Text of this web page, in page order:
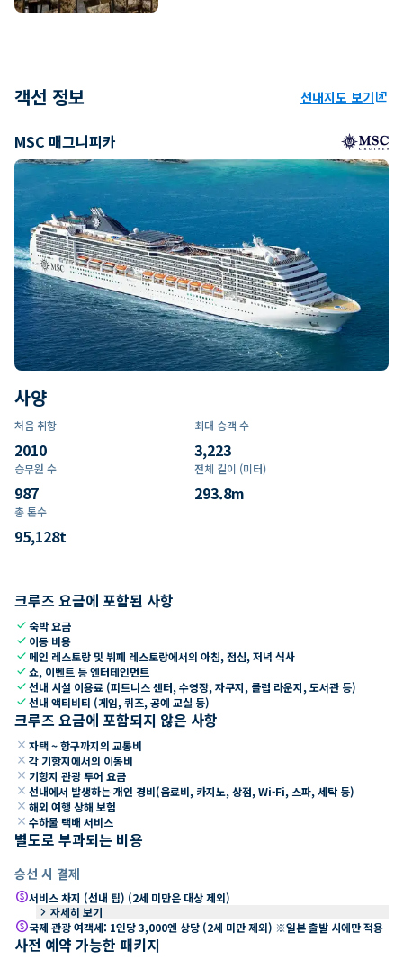
객선 정보 선내지도 보기ungroup
MSC 매그니피카
사양
처음 취항
2010
최대 승객 수
3,223
승무원 수
987
전체 길이 (미터)
293.8m
총 톤수
95,128t
크루즈 요금에 포함된 사항
check숙박 요금
check 이동 비용
check 메인 레스토랑 및 뷔페 레스토랑에서의 아침, 점심, 저녁 식사
check쇼, 이벤트 등 엔터테인먼트
check선내 시설 이용료 (피트니스 센터, 수영장, 자쿠지, 클럽 라운지, 도서관 등)
check선내 액티비티 (게임, 퀴즈, 공예 교실 등)
크루즈 요금에 포함되지 않은 사항
close 자택 ~ 항구까지의 교통비
close 각 기항지에서의 이동비
close 기항지 관광 투어 요금
close 선내에서 발생하는 개인 경비(음료비, 카지노, 상점, Wi-Fi, 스파, 세탁 등)
close 해외 여행 상해 보험
close 수하물 택배 서비스
별도로 부과되는 비용
승선 시 결제
paid서비스 차지 (선내 팁) (2세 미만은 대상 제외)
keyboard_arrow_right 자세히 보기
paid국제 관광 여객세: 1인당 3,000엔 상당 (2세 미만 제외) ※일본 출발 시에만 적용
사전 예약 가능한 패키지